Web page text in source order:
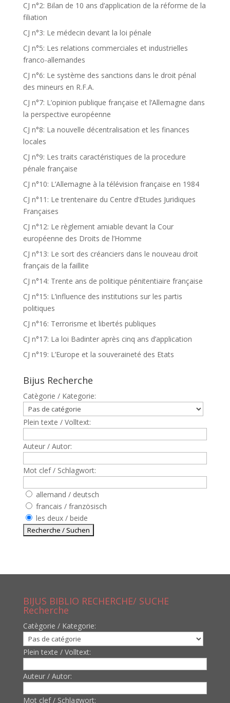
CJ n°2: Bilan de 10 ans d’application de la réforme de la
filiation
CJ n°3: Le médecin devant la loi pénale
CJ n°5: Les relations commerciales et industrielles
franco-allemandes
CJ n°6: Le système des sanctions dans le droit pénal
des mineurs en R.F.A.
CJ n°7: L’opinion publique française et l’Allemagne dans
la perspective européenne
CJ n°8: La nouvelle décentralisation et les finances
locales
CJ n°9: Les traits caractéristiques de la procedure
pénale française
CJ n°10: L’Allemagne à la télévision française en 1984
CJ n°11: Le trentenaire du Centre d’Etudes Juridiques
Françaises
CJ n°12: Le règlement amiable devant la Cour
européenne des Droits de l’Homme
CJ n°13: Le sort des créanciers dans le nouveau droit
français de la faillite
CJ n°14: Trente ans de politique pénitentiaire française
CJ n°15: L’influence des institutions sur les partis
politiques
CJ n°16: Terrorisme et libertés publiques
CJ n°17: La loi Badinter après cinq ans d’application
CJ n°19: L’Europe et la souveraineté des Etats
Bijus Recherche
Catègorie / Kategorie:
Plein texte / Volltext:
Auteur / Autor:
Mot clef / Schlagwort:
allemand / deutsch
francais / französisch
les deux / beide
BIJUS BIBLIO RECHERCHE/ SUCHE
Recherche
Catègorie / Kategorie:
Plein texte / Volltext:
Auteur / Autor:
Mot clef / Schlagwort: